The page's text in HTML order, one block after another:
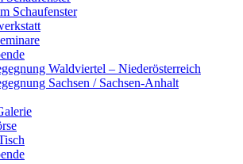
Schaufenster
Waldviertel – Niederösterreich
Sachsen / Sachsen-Anhalt